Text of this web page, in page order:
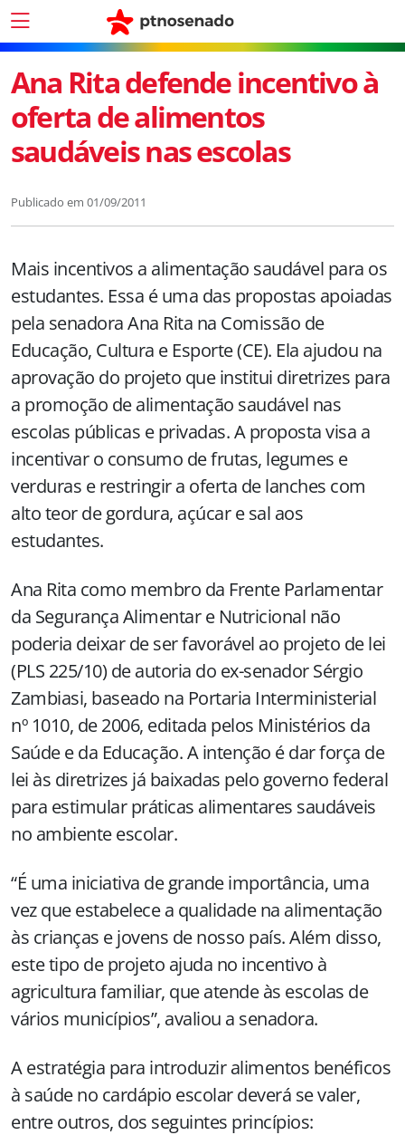
Ana Rita defende incentivo à
oferta de alimentos
saudáveis nas escolas
Publicado em 01/09/2011
Mais incentivos a alimentação saudável para os
estudantes. Essa é uma das propostas apoiadas
pela senadora Ana Rita na Comissão de
Educação, Cultura e Esporte (CE). Ela ajudou na
aprovação do projeto que institui diretrizes para
a promoção de alimentação saudável nas
escolas públicas e privadas. A proposta visa a
incentivar o consumo de frutas, legumes e
verduras e restringir a oferta de lanches com
alto teor de gordura, açúcar e sal aos
estudantes.
Ana Rita como membro da Frente Parlamentar
da Segurança Alimentar e Nutricional não
poderia deixar de ser favorável ao projeto de lei
(PLS 225/10) de autoria do ex-senador Sérgio
Zambiasi, baseado na Portaria Interministerial
nº 1010, de 2006, editada pelos Ministérios da
Saúde e da Educação. A intenção é dar força de
lei às diretrizes já baixadas pelo governo federal
para estimular práticas alimentares saudáveis
no ambiente escolar.
“É uma iniciativa de grande importância, uma
vez que estabelece a qualidade na alimentação
às crianças e jovens de nosso país. Além disso,
este tipo de projeto ajuda no incentivo à
agricultura familiar, que atende às escolas de
vários municípios”, avaliou a senadora.
A estratégia para introduzir alimentos benéficos
à saúde no cardápio escolar deverá se valer,
entre outros, dos seguintes princípios: